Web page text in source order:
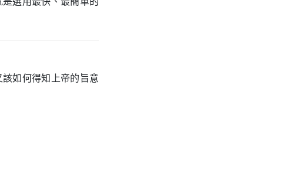
如何得知上帝的旨意